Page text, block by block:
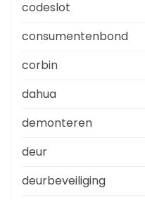
codeslot
consumentenbond
corbin
dahua
demonteren
deur
deurbeveiliging